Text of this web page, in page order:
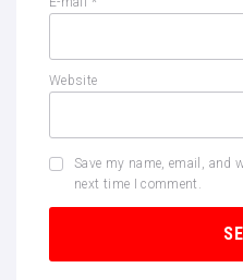
Website
Save my name, email, and
next time I comment.